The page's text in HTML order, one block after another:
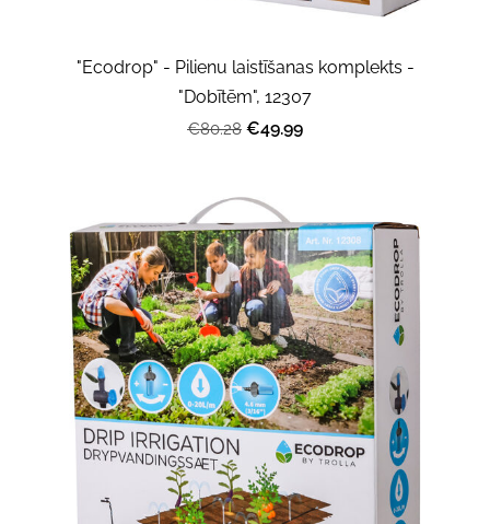
"Ecodrop" - Pilienu laistīšanas komplekts -
"Dobītēm", 12307
€80.28 €49.99